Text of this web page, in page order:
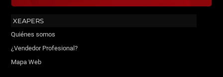
XEAPERS
Quiénes somos
¿Vendedor Profesional?
Mapa Web